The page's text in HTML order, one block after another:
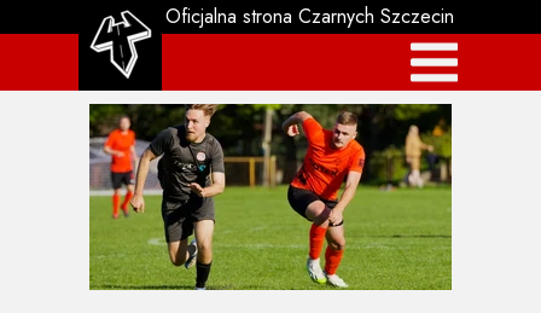
Oficjalna strona Czarnych Szczecin